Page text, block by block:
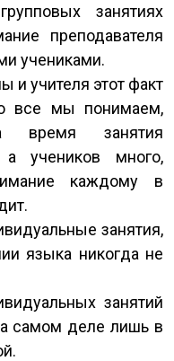
занятиях
преподавателя
учениками.
и учителя этот факт
все мы понимаем,
время занятия
а учеников много,
каждому в
занятия,
языка никогда не
занятий
самом деле лишь в